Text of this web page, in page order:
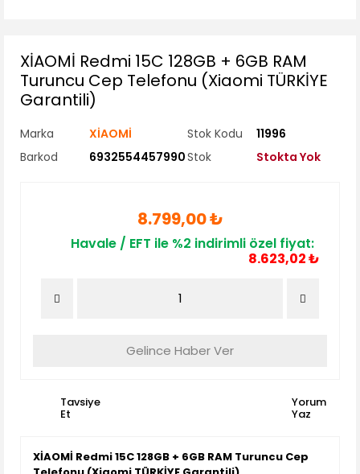
XİAOMİ Redmi 15C 128GB + 6GB RAM
Turuncu Cep Telefonu (Xiaomi TÜRKİYE
Garantili)
Marka XİAOMİ Stok Kodu
11996
Barkod
6932554457990Stok Stokta Yok
8.799,00 ₺
Havale / EFT ile %2 indirimli özel fiyat:
8.623,02 ₺
Gelince Haber Ver
Tavsiye
Et
Yorum
Yaz
XİAOMİ Redmi 15C 128GB + 6GB RAM Turuncu Cep